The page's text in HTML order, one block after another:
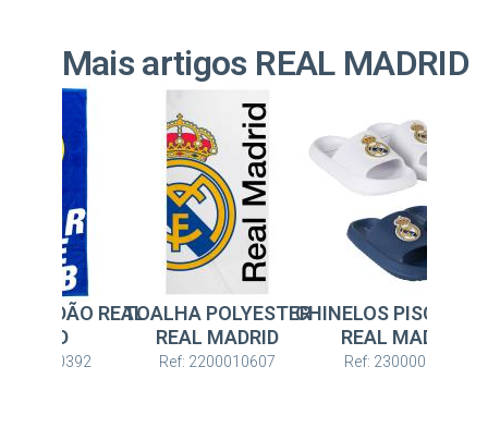
Mais artigos REAL MADRID
REAL
2200010392
TOALHA POLYESTER
REAL MADRID
Ref: 2200010607
CHINELOS PISCINA
REAL MADRID
Ref: 2300006820